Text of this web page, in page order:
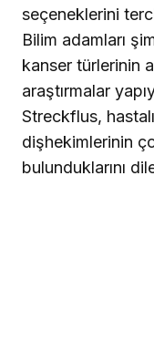
seçeneklerini
Bilim adamları
kanser türlerinin
araştırmalar
Streckflus,
dişhekimlerinin
bulunduklarını